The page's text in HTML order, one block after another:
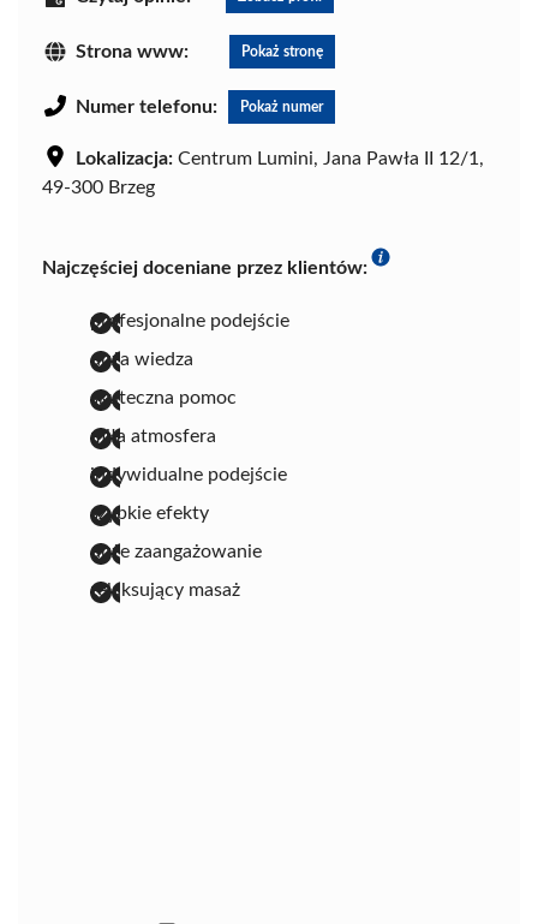
Strona www: Pokaż stronę
Numer telefonu: Pokaż numer
Lokalizacja: Centrum Lumini, Jana Pawła II 12/1,
49-300 Brzeg
Najczęściej doceniane przez klientów:
profesjonalne podejście
duża wiedza
skuteczna pomoc
miła atmosfera
indywidualne podejście
szybkie efekty
duże zaangażowanie
relaksujący masaż